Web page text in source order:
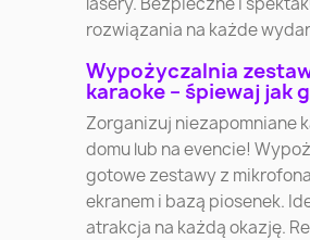
rozwiązania na każde
Wypożyczalnia
karaoke – śpiewaj jak
Zorganizuj niezapomniane
domu lub na evencie!
gotowe zestawy z
ekranem i bazą piosenek.
atrakcja na każdą okazję.